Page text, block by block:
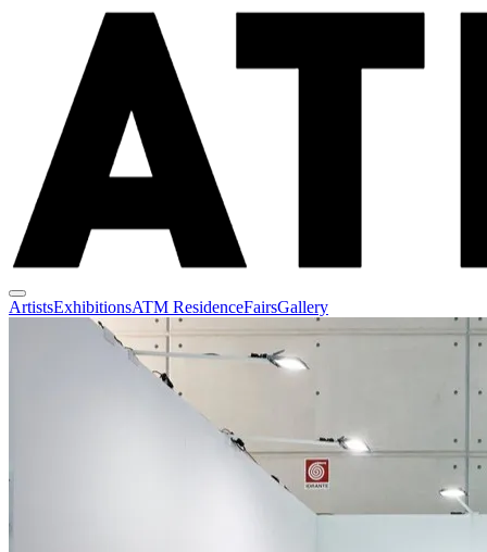
ArtistsExhibitionsATM ResidenceFairsGallery